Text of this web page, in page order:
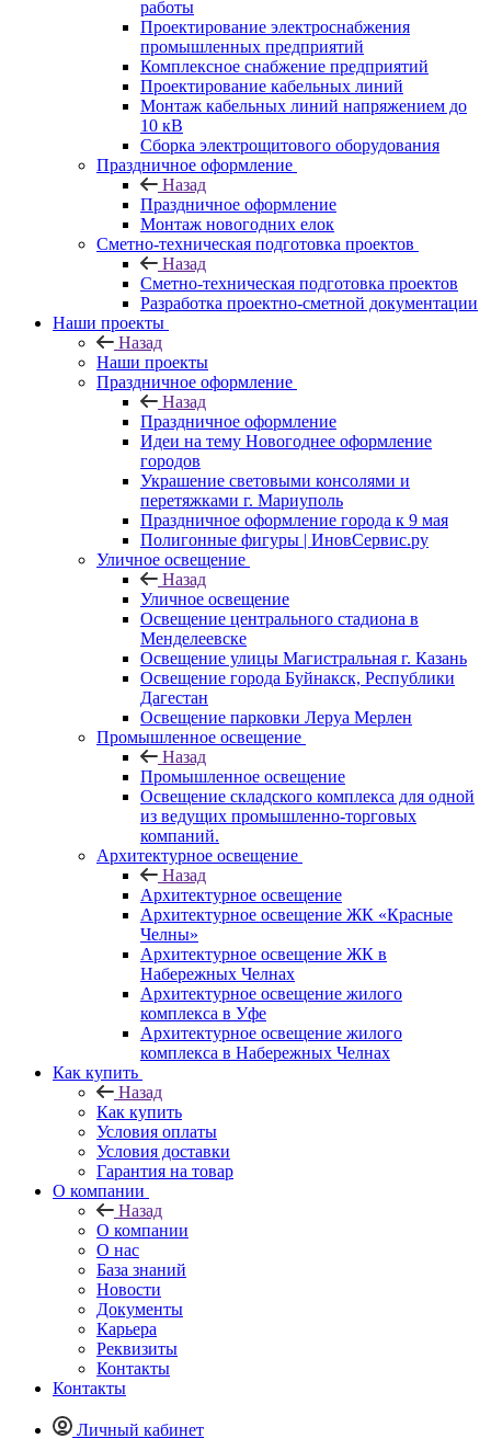
работы
Проектирование электроснабжения
промышленных предприятий
Комплексное снабжение предприятий
Проектирование кабельных линий
Монтаж кабельных линий напряжением до
10 кВ
Сборка электрощитового оборудования
Праздничное оформление
Назад
Праздничное оформление
Монтаж новогодних елок
Сметно-техническая подготовка проектов
Назад
Сметно-техническая подготовка проектов
Разработка проектно-сметной документации
Наши проекты
Назад
Наши проекты
Праздничное оформление
Назад
Праздничное оформление
Идеи на тему Новогоднее оформление
городов
Украшение световыми консолями и
перетяжками г. Мариуполь
Праздничное оформление города к 9 мая
Полигонные фигуры | ИновСервис.ру
Уличное освещение
Назад
Уличное освещение
Освещение центрального стадиона в
Менделеевске
Освещение улицы Магистральная г. Казань
Освещение города Буйнакск, Республики
Дагестан
Освещение парковки Леруа Мерлен
Промышленное освещение
Назад
Промышленное освещение
Освещение складского комплекса для одной
из ведущих промышленно-торговых
компаний.
Архитектурное освещение
Назад
Архитектурное освещение
Архитектурное освещение ЖК «Красные
Челны»
Архитектурное освещение ЖК в
Набережных Челнах
Архитектурное освещение жилого
комплекса в Уфе
Архитектурное освещение жилого
комплекса в Набережных Челнах
Как купить
Назад
Как купить
Условия оплаты
Условия доставки
Гарантия на товар
О компании
Назад
О компании
О нас
База знаний
Новости
Документы
Карьера
Реквизиты
Контакты
Контакты
Личный кабинет